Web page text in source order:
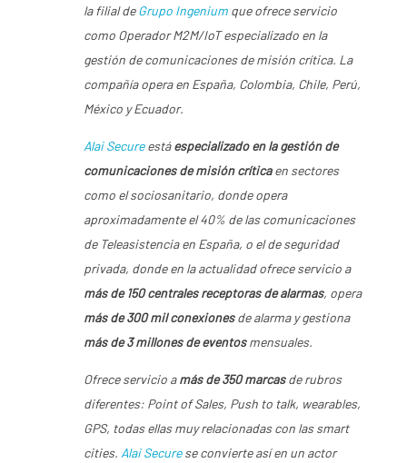
la filial deGrupo Ingeniumque ofrece servicio
como Operador M2M/IoT especializado en la
gestión de comunicaciones de misión crítica. La
compañía opera en España, Colombia, Chile, Perú,
México y Ecuador.
Alai Secureestáespecializado en la gestión de
comunicaciones de misión críticaen sectores
como el sociosanitario, donde opera
aproximadamente el 40% de las comunicaciones
de Teleasistencia en España, o el de seguridad
privada, donde en la actualidad ofrece servicio a
más de 150 centrales receptoras de alarmas, opera
más de 300 mil conexionesde alarma y gestiona
más de 3 millones de eventosmensuales.
Ofrece servicio amás de 350 marcasde rubros
diferentes: Point of Sales, Push to talk, wearables,
GPS, todas ellas muy relacionadas con las smart
cities. Alai Securese convierte así en un actor